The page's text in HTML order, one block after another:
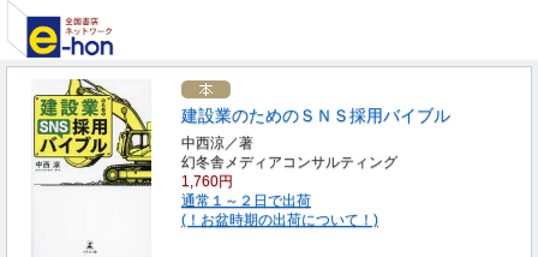
建設業のためのＳＮＳ採用バイブル
中西涼／著
幻冬舎メディアコンサルティング
1,760円
通常１～２日で出荷
(！お盆時期の出荷について！)